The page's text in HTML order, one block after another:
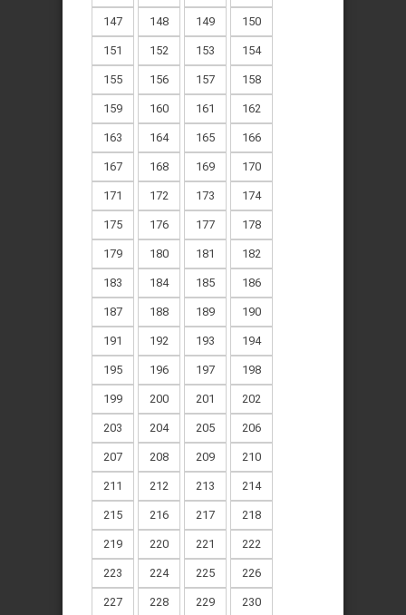
147 148 149 150
151 152 153 154
155 156 157 158
159 160 161 162
163 164 165 166
167 168 169 170
171 172 173 174
175 176 177 178
179 180 181 182
183 184 185 186
187 188 189 190
191 192 193 194
195 196 197 198
199 200 201 202
203 204 205 206
207 208 209 210
211 212 213 214
215 216 217 218
219 220 221 222
223 224 225 226
227 228 229 230